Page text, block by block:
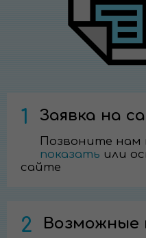
1 Заявка на
Позвоните нам
показать или
сайте
2 Возможные